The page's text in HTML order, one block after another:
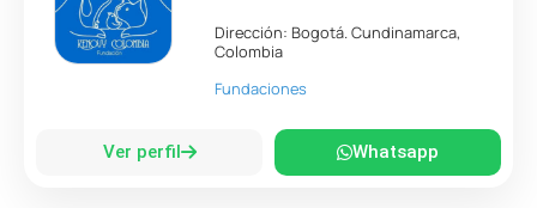
Dirección: Bogotá.Cundinamarca,
Colombia
Fundaciones
Ver perfil Whatsapp